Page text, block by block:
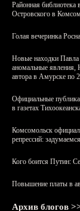
Районная библиотека
Островского в
Голая вечеринка
Новые находки Павла
аномальные явления,
автора в Амурске по
Официальные
в газетах
Комсомольск
репрессий:
Кого боится Путин:
Повышение платы в
Архив блогов